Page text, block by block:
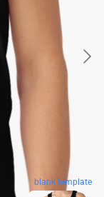
blank template